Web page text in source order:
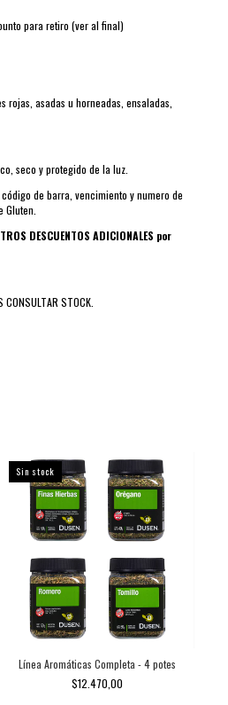
para retiro (ver al final)
asadas u horneadas, ensaladas,
seco y protegido de la luz.
de barra, vencimiento y numero de
DESCUENTOS ADICIONALES por
CONSULTAR STOCK.
Sin stock
Línea Aromáticas Completa - 4 potes
$12.470,00